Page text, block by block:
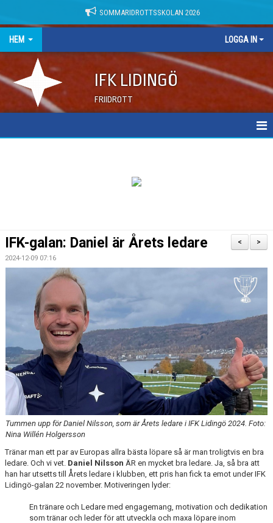
SOMMARIDROTTSSKOLAN 2026
HEM LOGGA IN
IFK LIDINGÖ
FRIIDROTT
>
<
IFK-galan: Daniel är Årets ledare
2024-12-09 07:16
Tummen upp för Daniel Nilsson, som är Årets ledare i IFK Lidingö 2024. Foto:
Nina Willén Holgersson
Tränar man ett par av Europas allra bästa löpare så är man troligtvis en bra
ledare. Och vi vet. Daniel Nilsson ÄR en mycket bra ledare. Ja, så bra att
han har utsetts till Årets ledare i klubben, ett pris han fick ta emot under IFK
Lidingö-galan 22 november. Motiveringen lyder:
En tränare och Ledare med engagemang, motivation och dedikation
som tränar och leder för att utveckla och maxa löpare inom